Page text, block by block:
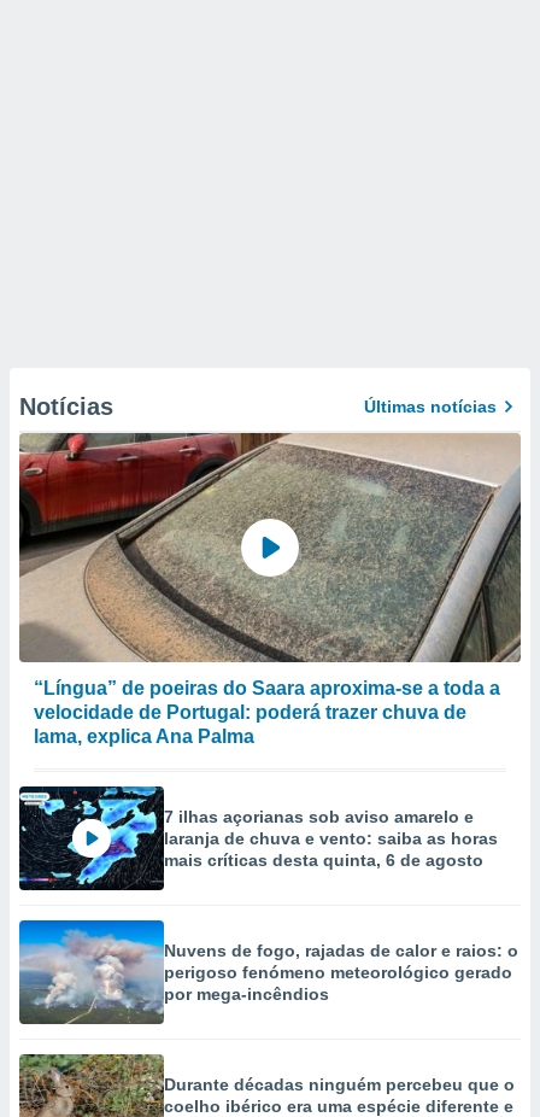
Notícias Últimas notícias
“Língua” de poeiras do Saara aproxima-se a toda a
velocidade de Portugal: poderá trazer chuva de
lama, explica Ana Palma
7 ilhas açorianas sob aviso amarelo e
laranja de chuva e vento: saiba as horas
mais críticas desta quinta, 6 de agosto
Nuvens de fogo, rajadas de calor e raios: o
perigoso fenómeno meteorológico gerado
por mega-incêndios
Durante décadas ninguém percebeu que o
coelho ibérico era uma espécie diferente e